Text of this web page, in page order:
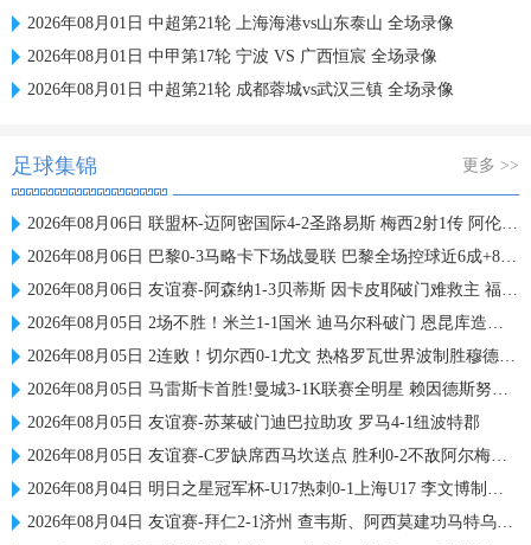
2026年08月01日 中超第21轮 上海海港vs山东泰山 全场录像
2026年08月01日 中甲第17轮 宁波 VS 广西恒宸 全场录像
2026年08月01日 中超第21轮 成都蓉城vs武汉三镇 全场录像
足球集锦 更多 >>
2026年08月06日 联盟杯-迈阿密国际4-2圣路易斯 梅西2射1传 阿伦助攻戴帽
2026年08月06日 巴黎0-3马略卡下场战曼联 巴黎全场控球近6成+8射3正未果
2026年08月06日 友谊赛-阿森纳1-3贝蒂斯 因卡皮耶破门难救主 福纳尔斯1射2传
2026年08月05日 2场不胜！米兰1-1国米 迪马尔科破门 恩昆库造点+点射拉莫斯登场
2026年08月05日 2连败！切尔西0-1尤文 热格罗瓦世界波制胜穆德里克时隔614天复出
2026年08月05日 马雷斯卡首胜!曼城3-1K联赛全明星 赖因德斯努里破门塞梅尼奥助攻
2026年08月05日 友谊赛-苏莱破门迪巴拉助攻 罗马4-1纽波特郡
2026年08月05日 友谊赛-C罗缺席西马坎送点 胜利0-2不敌阿尔梅里亚
2026年08月04日 明日之星冠军杯-U17热刺0-1上海U17 李文博制胜球
2026年08月04日 友谊赛-拜仁2-1济州 查韦斯、阿西莫建功马特乌斯彩虹过人送助攻